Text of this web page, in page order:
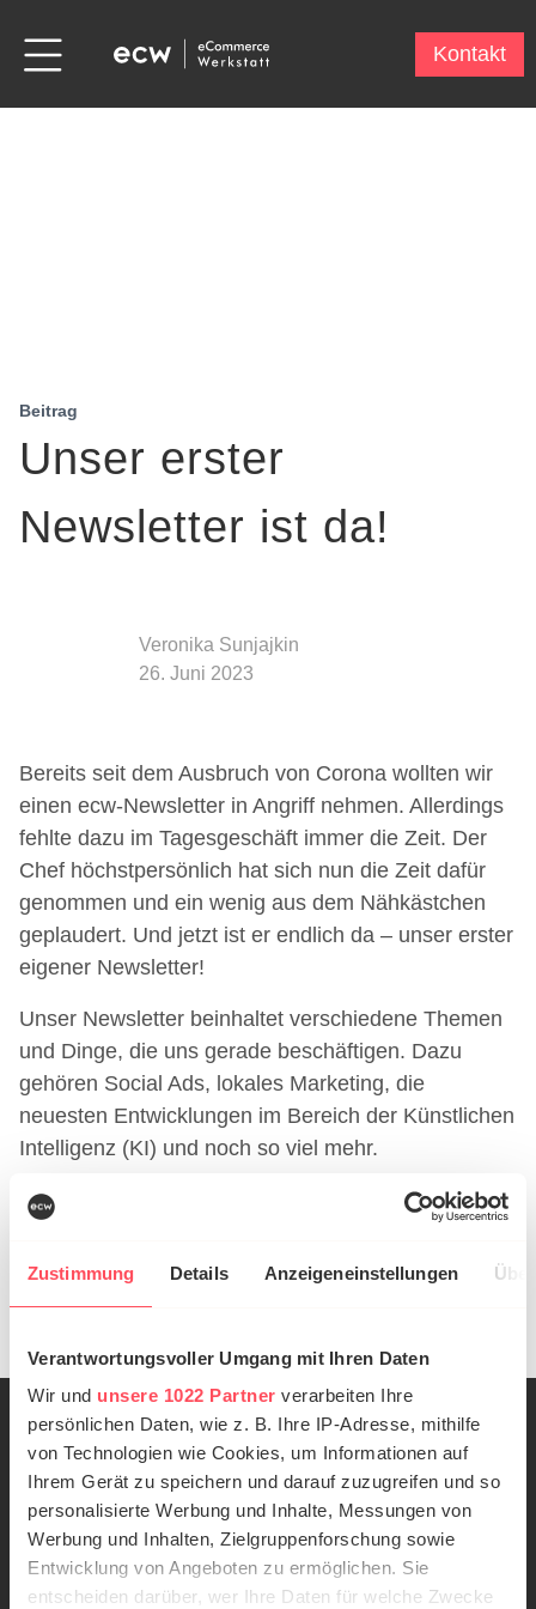
Zustimmung Details Anzeigeneinstellungen
Verantwortungsvoller Umgang mit Ihren Daten
Wir und unsere 1022 Partner verarbeiten Ihre
persönlichen Daten, wie z. B. Ihre IP-Adresse, mithilfe
von Technologien wie Cookies, um Informationen auf
Ihrem Gerät zu speichern und darauf zuzugreifen und so
personalisierte Werbung und Inhalte, Messungen von
Werbung und Inhalten, Zielgruppenforschung sowie
Entwicklung von Angeboten zu ermöglichen. Sie
entscheiden darüber, wer Ihre Daten für welche Zwecke
Kontakt
Beitrag
Unser erster
Newsletter ist da!
Veronika Sunjajkin
26. Juni 2023
Bereits seit dem Ausbruch von Corona wollten wir
einen ecw-Newsletter in Angriff nehmen. Allerdings
fehlte dazu im Tagesgeschäft immer die Zeit. Der
Chef höchstpersönlich hat sich nun die Zeit dafür
genommen und ein wenig aus dem Nähkästchen
geplaudert. Und jetzt ist er endlich da – unser erster
eigener Newsletter!
Unser Newsletter beinhaltet verschiedene Themen
und Dinge, die uns gerade beschäftigen. Dazu
gehören Social Ads, lokales Marketing, die
neuesten Entwicklungen im Bereich der Künstlichen
Intelligenz (KI) und noch so viel mehr.
Neugierig geworden? Dann schauen Siehiergerne
MARKETING
Performance-Marketing